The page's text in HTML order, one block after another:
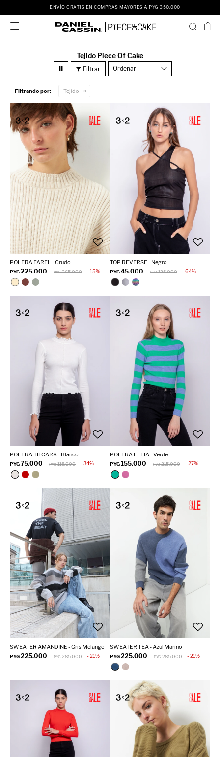
ENVÍO GRATIS EN COMPRAS MAYORES A PYG 350.000

Tejido Piece Of Cake
Recomendados
Filtrando por: Tejido
POLERA FAREL - Crudo
PYG225.000 PYG 265.000 15
TOP REVERSE - Negro
PYG45.000 PYG 125.000 64
POLERA TILCARA - Blanco
PYG75.000 PYG 115.000 34
POLERA LELIA - Verde
PYG155.000 PYG 215.000 27
SWEATER AMANDINE - Gris Melange
PYG225.000 PYG 285.000 21
SWEATER TEA - Azul Marino
PYG225.000 PYG 285.000 21